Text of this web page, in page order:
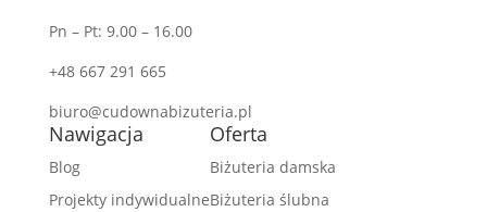
Pn – Pt: 9.00 – 16.00
+48 667 291 665
biuro@cudownabizuteria.pl
Nawigacja
Blog
Projekty indywidualne
Oferta
Biżuteria damska
Biżuteria ślubna